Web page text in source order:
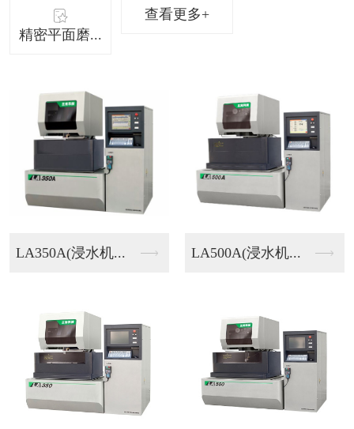
精密平面磨...
查看更多+
LA350A(浸水机... LA500A(浸水机...